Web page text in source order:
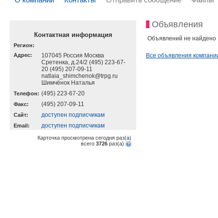
Контактная информация
Регион:
Адрес:
107045 Россия Москва
Сретенка, д.24/2 (495) 223-67-
20 (495) 207-09-11
natlaia_shimchenok@trpg.ru
Шимчёнок Наталья
Телефон: (495) 223-67-20
Факс: (495) 207-09-11
Cайт: доступен подписчикам
Email: доступен подписчикам
Карточка просмотрена сегодня раз(a)
всего 3726 раз(a)
Объявления
Объявлений не найдено
Все объявления